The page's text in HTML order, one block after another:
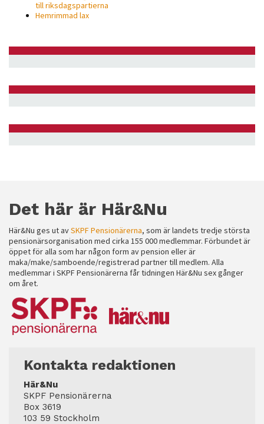
till riksdagspartierna
Hemrimmad lax
Det här är Här&Nu
Här&Nu ges ut avSKPF Pensionärerna, som är landets tredje största
pensionärsorganisation med cirka 155 000 medlemmar. Förbundet är
öppet för alla som har någon form av pension eller är
maka/make/samboende/registrerad partner till medlem. Alla
medlemmar i SKPF Pensionärerna får tidningen Här&Nu sex gånger
om året.
Kontakta redaktionen
Här&Nu
SKPF Pensionärerna
Box 3619
103 59 Stockholm